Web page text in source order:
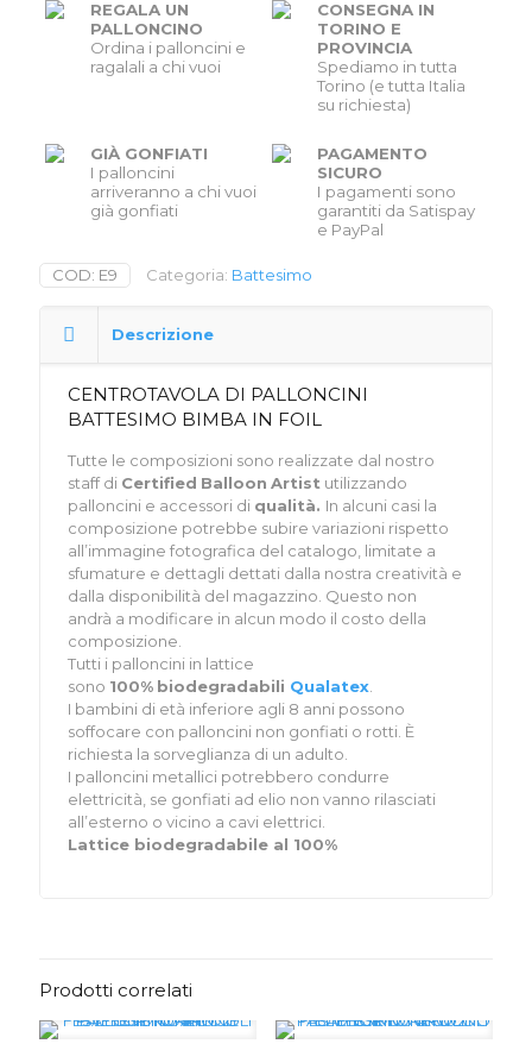
REGALA UN
PALLONCINO
Ordina i palloncini e
ragalali a chi vuoi
CONSEGNA IN
TORINO E
PROVINCIA
Spediamo in tutta
Torino (e tutta Italia
su richiesta)
GIÀ GONFIATI
I palloncini
arriveranno a chi vuoi
già gonfiati
PAGAMENTO
SICURO
I pagamenti sono
garantiti da Satispay
e PayPal
COD: E9 Categoria: Battesimo
Descrizione
CENTROTAVOLA DI PALLONCINI
BATTESIMO BIMBA IN FOIL
Tutte le composizioni sono realizzate dal nostro
staff di Certified Balloon Artist utilizzando
palloncini e accessori di qualità. In alcuni casi la
composizione potrebbe subire variazioni rispetto
all’immagine fotografica del catalogo, limitate a
sfumature e dettagli dettati dalla nostra creatività e
dalla disponibilità del magazzino. Questo non
andrà a modificare in alcun modo il costo della
composizione.
Tutti i palloncini in lattice
sono 100% biodegradabili Qualatex
I bambini di età inferiore agli 8 anni possono
soffocare con palloncini non gonfiati o rotti. È
richiesta la sorveglianza di un adulto.
I palloncini metallici potrebbero condurre
elettricità, se gonfiati ad elio non vanno rilasciati
all’esterno o vicino a cavi elettrici.
Lattice biodegradabile al 100%
Prodotti correlati